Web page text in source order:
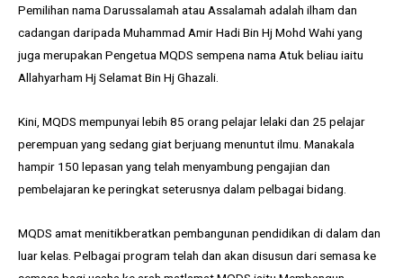
Pemilihan nama Darussalamah atau Assalamah adalah ilham dan
cadangan daripada Muhammad Amir Hadi Bin Hj Mohd Wahi yang
juga merupakan Pengetua MQDS sempena nama Atuk beliau iaitu
Allahyarham Hj Selamat Bin Hj Ghazali.
Kini, MQDS mempunyai lebih 85 orang pelajar lelaki dan 25 pelajar
perempuan yang sedang giat berjuang menuntut ilmu. Manakala
hampir 150 lepasan yang telah menyambung pengajian dan
pembelajaran ke peringkat seterusnya dalam pelbagai bidang.
MQDS amat menitikberatkan pembangunan pendidikan di dalam dan
luar kelas. Pelbagai program telah dan akan disusun dari semasa ke